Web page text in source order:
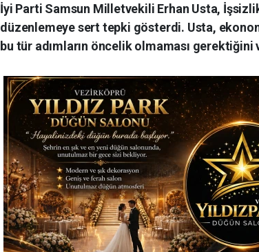
İyi Parti Samsun Milletvekili Erhan Usta,
düzenlemeye sert tepki gösterdi. Usta,
bu tür adımların öncelik olmaması gerektiğini